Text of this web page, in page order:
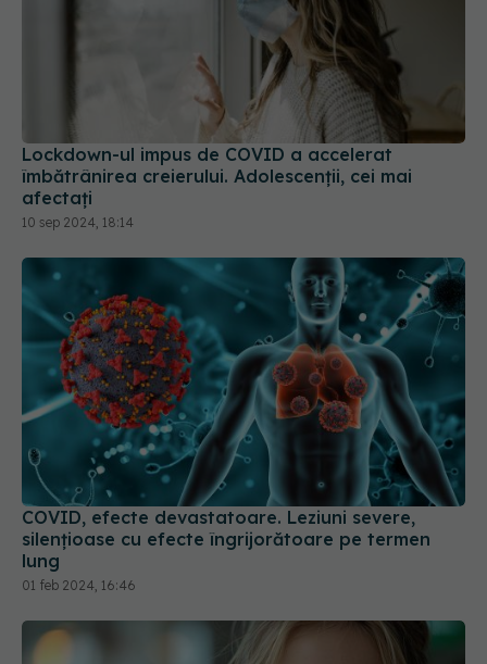
Lockdown-ul impus de COVID a accelerat
îmbătrânirea creierului. Adolescenții, cei mai
afectați
10 sep 2024, 18:14
COVID, efecte devastatoare. Leziuni severe,
silențioase cu efecte îngrijorătoare pe termen
lung
01 feb 2024, 16:46